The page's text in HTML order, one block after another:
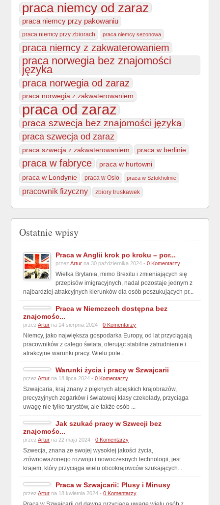
praca niemcy od zaraz
praca niemcy przy pakowaniu
praca niemcy przy zbiorach praca niemcy sezonowa
praca niemcy z zakwaterowaniem
praca norwegia bez znajomości
języka
praca norwegia od zaraz
praca norwegia z zakwaterowaniem
praca od zaraz
praca szwecja bez znajomości języka
praca szwecja od zaraz
praca szwecja z zakwaterowaniem praca w berlinie
praca w fabryce
praca w hurtowni
praca w Londynie
praca w Oslo praca w Sztokholmie
pracownik fizyczny zbiory truskawek
Ostatnie wpisy
Praca w Anglii krok po kroku – por...
przezArtur na 30 października 2024 -0 Komentarzy
Wielka Brytania, mimo Brexitu i zmieniających się
przepisów imigracyjnych, nadal pozostaje jednym z
najbardziej atrakcyjnych kierunków dla osób poszukujących pr...
Praca w Niemczech dostępna bez
znajomośc...
przezArtur na 14 sierpnia 2024 -0 Komentarzy
Niemcy, jako największa gospodarka Europy, od lat przyciągają
pracowników z całego świata, oferując stabilne zatrudnienie i
atrakcyjne warunki pracy. Wielu pote...
Warunki życia i pracy w Szwajcarii
przezArtur na 18 lipca 2024 -0 Komentarzy
Szwajcaria, kraj znany z pięknych alpejskich krajobrazów,
precyzyjnych zegarków i światowej klasy czekolady, przyciąga
uwagę nie tylko turystów, ale także osób ...
Jak szukać pracy w Szwecji bez
znajomośc...
przezArtur na 22 maja 2024 -0 Komentarzy
Szwecja, znana ze swojej wysokiej jakości życia,
zrównoważonego rozwoju i nowoczesnych technologii, jest
krajem, który przyciąga wielu obcokrajowców szukających...
Praca w Szwajcarii: Plusy i Minusy
przezArtur na 18 kwietnia 2024 -0 Komentarzy